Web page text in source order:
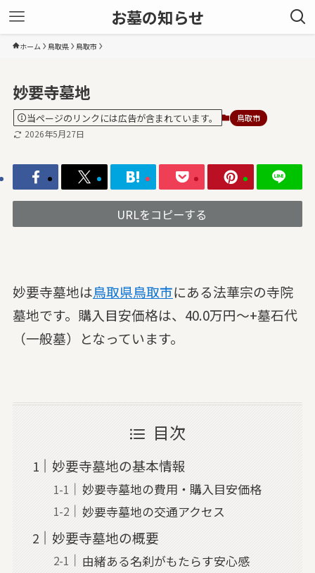
お墓の知らせ
ホーム 鳥取県 鳥取市
妙要寺墓地
当ページのリンクには広告が含まれています。 鳥取市
2026年5月27日
URLをコピーする
妙要寺墓地は鳥取県鳥取市にある法華宗の寺院
墓地です。購入目安価格は、40.0万円～+墓石代
（一般墓）となっています。
目次
妙要寺墓地の基本情報
妙要寺墓地の費用・購入目安価格
妙要寺墓地の交通アクセス
妙要寺墓地の概要
由緒ある名刹がもたらす安心感